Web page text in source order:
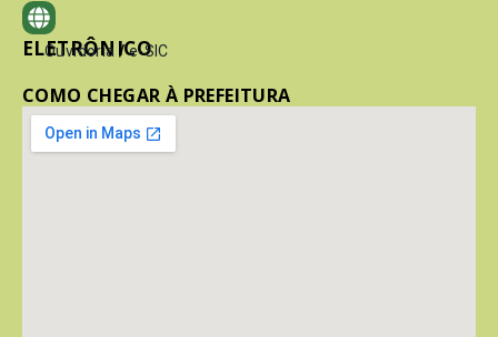
ELETRÔNICO
Ouvidoria / e-SIC
COMO CHEGAR À PREFEITURA